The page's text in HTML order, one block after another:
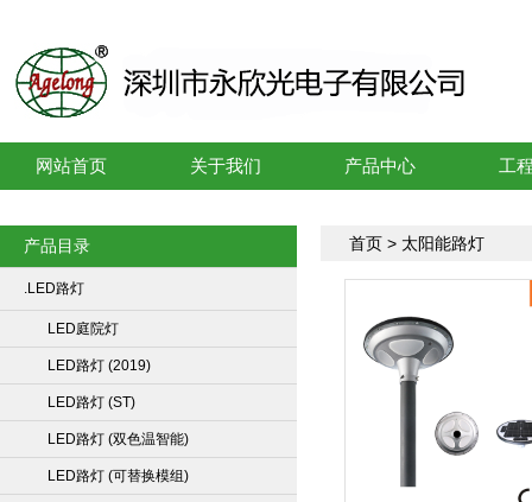
网站首页 关于我们 产品中心 工
产品目录
.LED路灯
LED庭院灯
LED路灯 (2019)
LED路灯 (ST)
LED路灯 (双色温智能)
LED路灯 (可替换模组)
首页 > 太阳能路灯